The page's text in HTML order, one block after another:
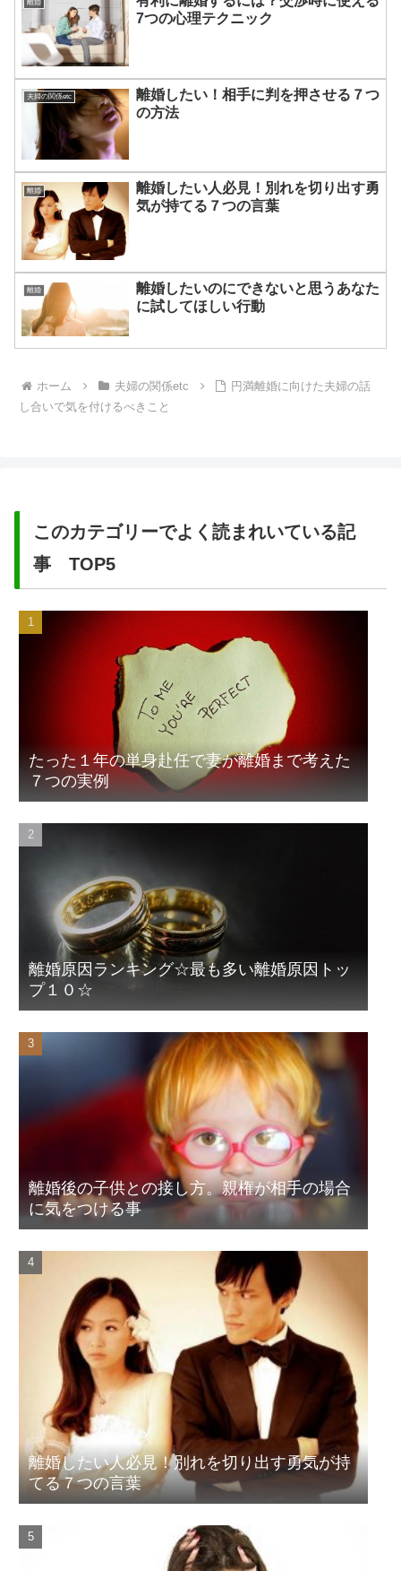
離婚
7つの心理テクニック
夫婦の関係etc
離婚したい！相手に判を押させる７つ
の方法
離婚
離婚したい人必見！別れを切り出す勇
気が持てる７つの言葉
離婚
離婚したいのにできないと思うあなた
に試してほしい行動
ホーム 夫婦の関係etc
円満離婚に向けた夫婦の話
し合いで気を付けるべきこと
このカテゴリーでよく読まれいている記
事 TOP5
たった１年の単身赴任で妻が離婚まで考えた
７つの実例
離婚原因ランキング☆最も多い離婚原因トッ
プ１０☆
離婚後の子供との接し方。親権が相手の場合
に気をつける事
離婚したい人必見！別れを切り出す勇気が持
てる７つの言葉